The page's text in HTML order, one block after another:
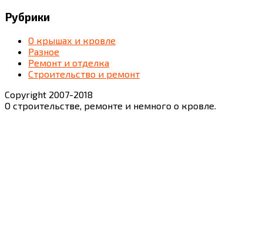
Рубрики
О крышах и кровле
Разное
Ремонт и отделка
Строительство и ремонт
Copyright 2007-2018
О строительстве, ремонте и немного о кровле.